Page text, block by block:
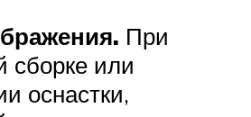
При
сборке или
оснастки,